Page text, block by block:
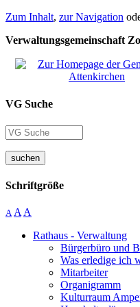
Zum Inhalt, zur Navigation
Verwaltungsgemeinschaft
VG Suche
suchen
Schriftgröße
A A A
Rathaus - Verwaltung
Bürgerbüro und
Was erledige ich
Mitarbeiter
Organigramm
Kulturraum